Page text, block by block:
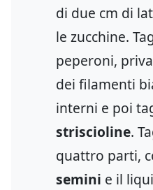
di due cm di
le zucchine.
peperoni,
dei filamenti
interni e poi
striscioline.
quattro parti,
semini e il